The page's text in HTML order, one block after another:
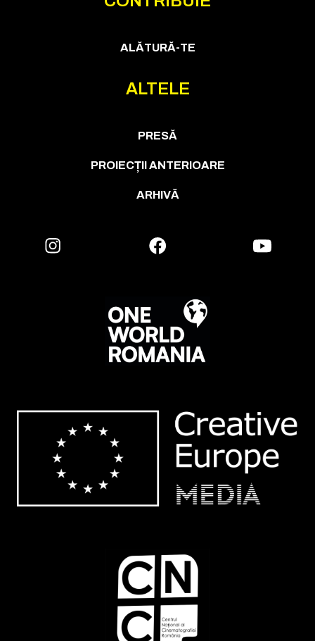
ALĂTURĂ-TE
ALTELE
PRESĂ
PROIECȚII ANTERIOARE
ARHIVĂ